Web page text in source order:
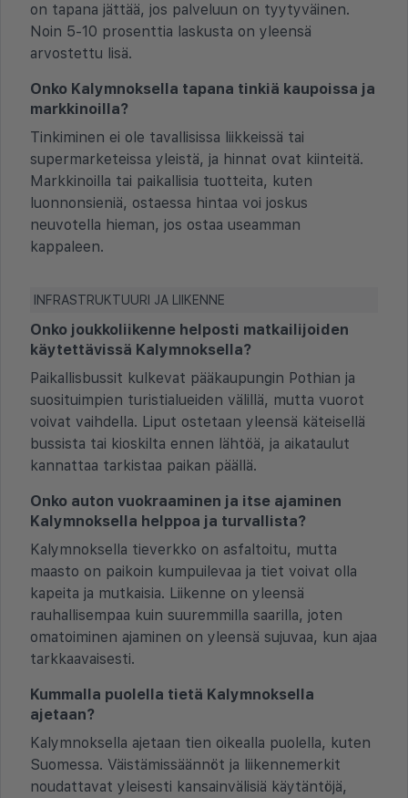
on tapana jättää, jos palveluun on tyytyväinen.
Noin 5-10 prosenttia laskusta on yleensä
arvostettu lisä.
Onko Kalymnoksella tapana tinkiä kaupoissa ja
markkinoilla?
Tinkiminen ei ole tavallisissa liikkeissä tai
supermarketeissa yleistä, ja hinnat ovat kiinteitä.
Markkinoilla tai paikallisia tuotteita, kuten
luonnonsieniä, ostaessa hintaa voi joskus
neuvotella hieman, jos ostaa useamman
kappaleen.
INFRASTRUKTUURI JA LIIKENNE
Onko joukkoliikenne helposti matkailijoiden
käytettävissä Kalymnoksella?
Paikallisbussit kulkevat pääkaupungin Pothian ja
suosituimpien turistialueiden välillä, mutta vuorot
voivat vaihdella. Liput ostetaan yleensä käteisellä
bussista tai kioskilta ennen lähtöä, ja aikataulut
kannattaa tarkistaa paikan päällä.
Onko auton vuokraaminen ja itse ajaminen
Kalymnoksella helppoa ja turvallista?
Kalymnoksella tieverkko on asfaltoitu, mutta
maasto on paikoin kumpuilevaa ja tiet voivat olla
kapeita ja mutkaisia. Liikenne on yleensä
rauhallisempaa kuin suuremmilla saarilla, joten
omatoiminen ajaminen on yleensä sujuvaa, kun ajaa
tarkkaavaisesti.
Kummalla puolella tietä Kalymnoksella
ajetaan?
Kalymnoksella ajetaan tien oikealla puolella, kuten
Suomessa. Väistämissäännöt ja liikennemerkit
noudattavat yleisesti kansainvälisiä käytäntöjä,